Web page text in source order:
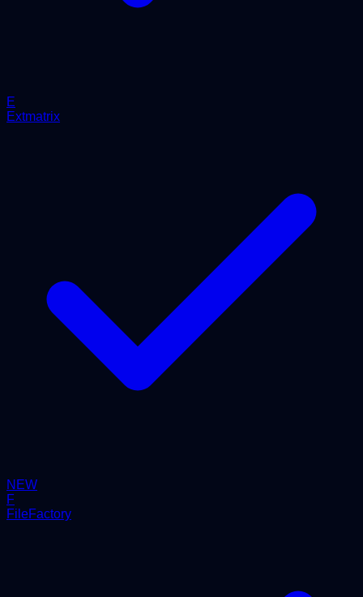
E
Extmatrix
NEW
F
FileFactory